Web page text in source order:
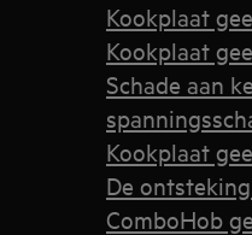
Kookplaat
Kookplaat
Schade aan
Kookplaat
De
ComboHob